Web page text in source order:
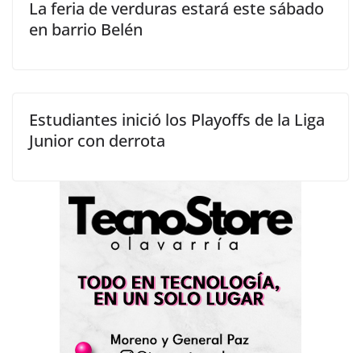
La feria de verduras estará este sábado
en barrio Belén
Estudiantes inició los Playoffs de la Liga
Junior con derrota